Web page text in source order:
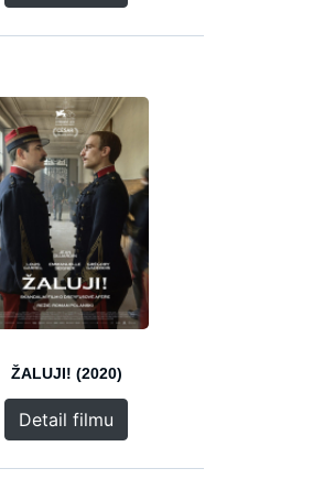
ŽALUJI! (2020)
Detail filmu